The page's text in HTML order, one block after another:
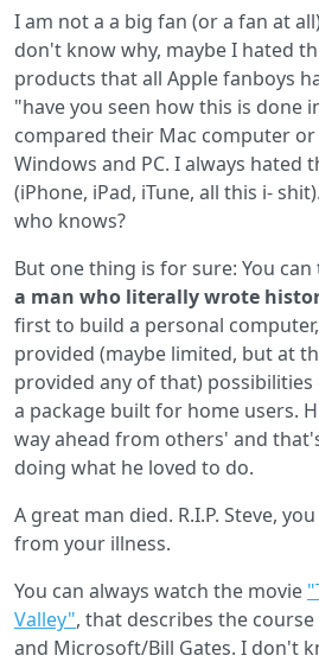
I am not a a big fan (or a fan at
don't know why, maybe I hated
products that all Apple fanboys
"have you seen how this is done
compared their Mac computer or
Windows and PC. I always hated
(iPhone, iPad, iTune, all this i-
who knows?
But one thing is for sure: You
a man who literally wrote
first to build a personal
provided (maybe limited, but at
provided any of that)
a package built for home users.
way ahead from others' and
doing what he loved to do.
A great man died. R.I.P. Steve,
from your illness.
You can always watch the movie
Valley", that describes the course
and Microsoft/Bill Gates. I don't